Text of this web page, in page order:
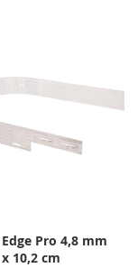
Pro 4,8 mm
10,2 cm